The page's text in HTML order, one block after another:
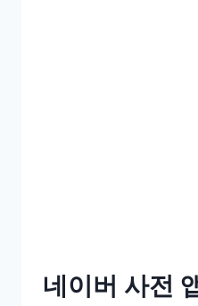
네이버 사전